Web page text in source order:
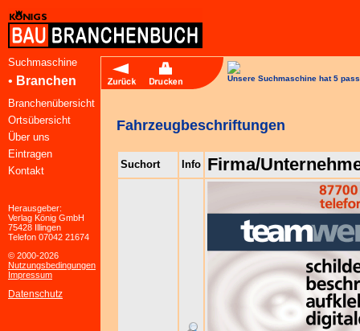
Suchmaschine
• Branchen
Branchenübersicht
Ortsübersicht
Über uns
Eintragen
Kontakt
Herausgeber:
Verlag König GmbH
75428 Illingen
Telefon 07042 21674
© 2000-2026
Nutzungsbedingungen
Impressum
Datenschutz
Unsere Suchmaschine hat 5
Fahrzeugbeschriftungen
Suchort Info Firma/